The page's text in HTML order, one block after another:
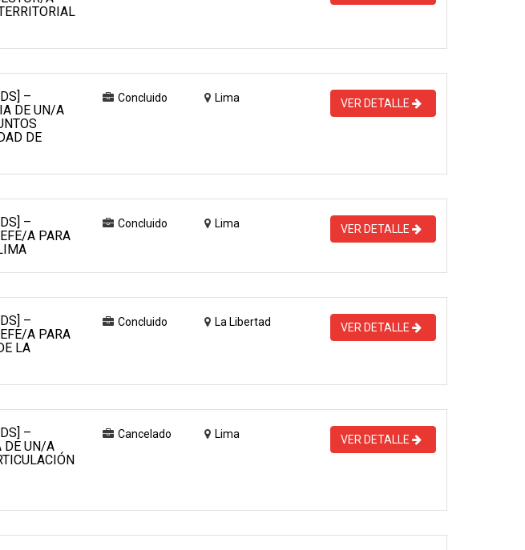
–
DE UN/A
DE
Concluido Lima VER DETALLE
–
A PARA
Concluido Lima VER DETALLE
–
A PARA
LA
Concluido La Libertad VER DETALLE
–
DE UN/A
Cancelado Lima VER DETALLE